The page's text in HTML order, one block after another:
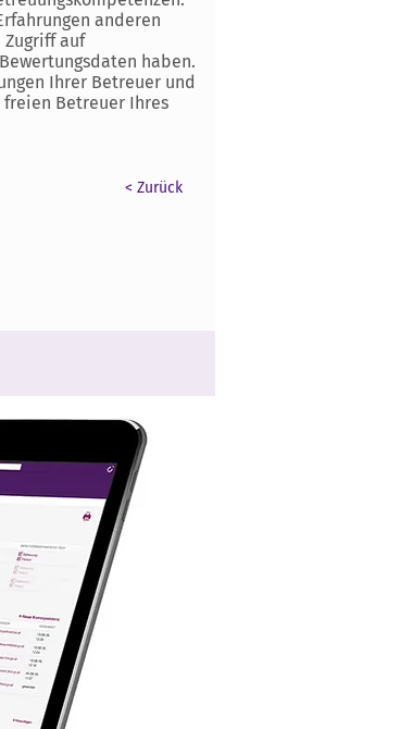
anderen
Zugriff auf
haben.
Ihrer Betreuer und
Betreuer Ihres
< Zurück